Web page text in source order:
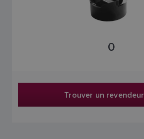
0
Trouver un revendeur